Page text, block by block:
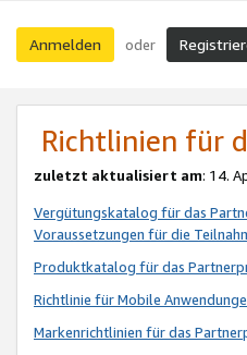
Anmelden oder
Richtlinien für
zuletzt aktualisiert am: 14.
Vergütungskatalog für das
Voraussetzungen für die
Produktkatalog für das
Richtlinie für Mobile
Markenrichtlinien für das